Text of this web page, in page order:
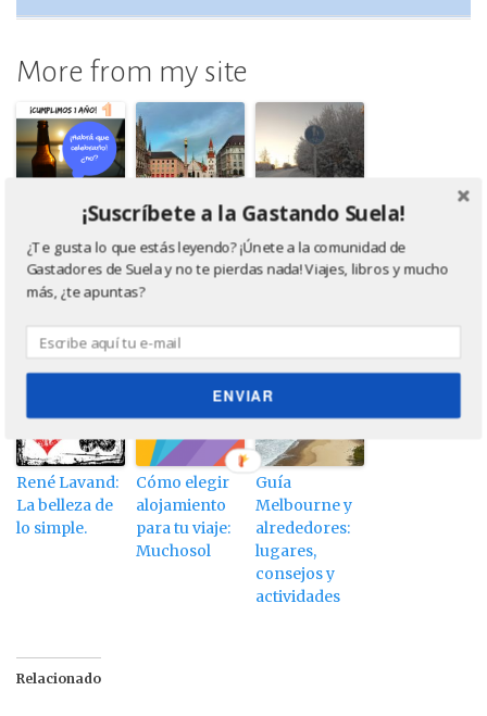
More from my site
aniversario de
Gastando
Suela
Excursiones
cerca de
Múnich en
transporte
Rovaniemi:
Samis, nazis y
cambio
René Lavand:
La belleza de
lo simple.
Cómo elegir
alojamiento
para tu viaje:
Muchosol
Guía
Melbourne y
alrededores:
lugares,
consejos y
actividades
Relacionado
¡Suscríbete a la Gastando Suela!
¿Te gusta lo que estás leyendo? ¡Únete a la comunidad de
Gastadores de Suela y no te pierdas nada! Viajes, libros y mucho
más, ¿te apuntas?
ENVIAR